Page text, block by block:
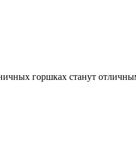
горшках станут